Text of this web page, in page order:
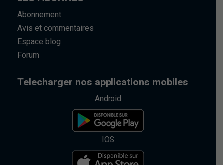
Abonnement
Avis et commentaires
Espace blog
Forum
Telecharger nos applications mobiles
Android
IOS